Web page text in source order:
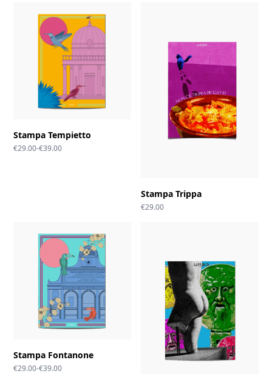
Stampa Tempietto
€29.00-€39.00Fascia
Stampa Trippa
€29.00
Stampa Fontanone
€29.00-€39.00Fascia